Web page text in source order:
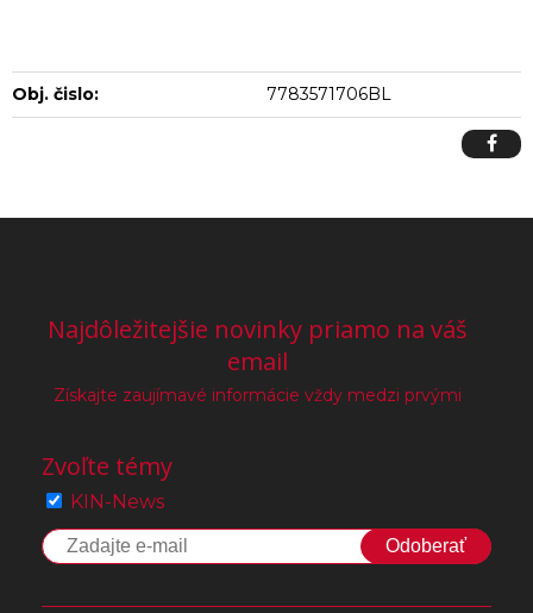
Obj. čislo: 7783571706BL
Najdôležitejšie novinky priamo na váš
email
Získajte zaujímavé informácie vždy medzi prvými
Zvoľte témy
KIN-News
Odoberať